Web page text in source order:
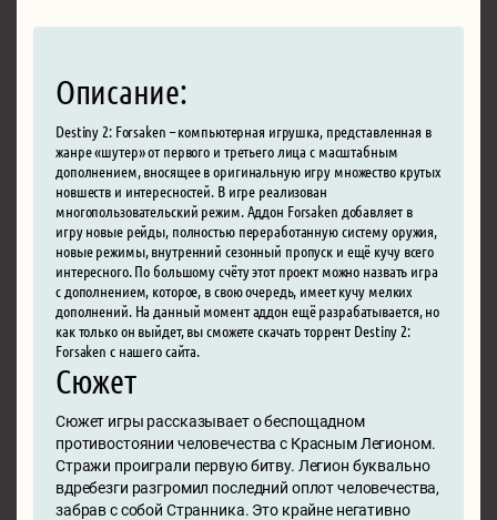
Описание:
Destiny 2: Forsaken – компьютерная игрушка, представленная в
жанре «шутер» от первого и третьего лица с масштабным
дополнением, вносящее в оригинальную игру множество крутых
новшеств и интересностей. В игре реализован
многопользовательский режим. Аддон Forsaken добавляет в
игру новые рейды, полностью переработанную систему оружия,
новые режимы, внутренний сезонный пропуск и ещё кучу всего
интересного. По большому счёту этот проект можно назвать игра
с дополнением, которое, в свою очередь, имеет кучу мелких
дополнений. На данный момент аддон ещё разрабатывается, но
как только он выйдет, вы сможете скачать торрент Destiny 2:
Forsaken с нашего сайта.
Сюжет
Сюжет игры рассказывает о беспощадном
противостоянии человечества с Красным Легионом.
Стражи проиграли первую битву. Легион буквально
вдребезги разгромил последний оплот человечества,
забрав с собой Странника. Это крайне негативно